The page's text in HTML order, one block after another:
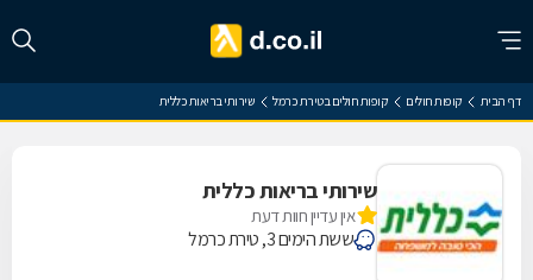
דף הבית קופות חולים קופות חולים בטירת כרמל שירותי בריאות כללית
שירותי בריאות כללית
אין עדיין חוות דעת
ששת הימים 3, טירת כרמל